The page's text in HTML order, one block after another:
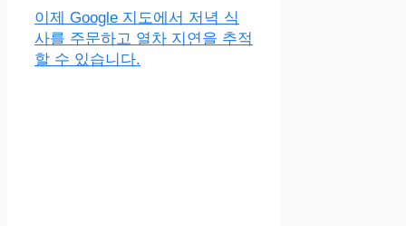
이제 Google 지도에서 저녁 식
사를 주문하고 열차 지연을 추적
할 수 있습니다.